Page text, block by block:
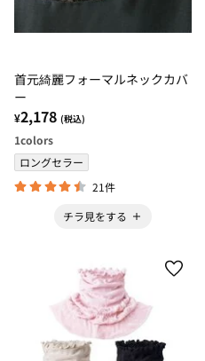
首元綺麗フォーマルネックカバ
ー
¥2,178 (税込)
1colors
ロングセラー
21件
チラ見をする